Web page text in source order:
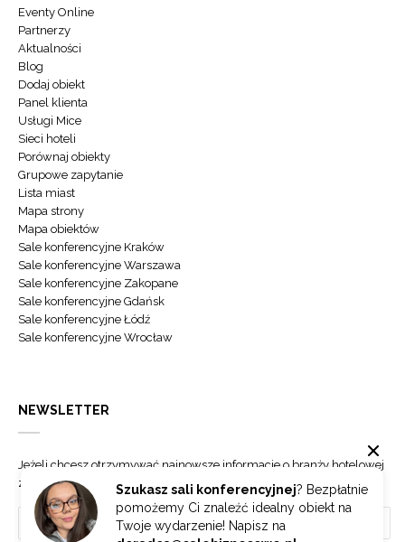
Szukasz sali konferencyjnej? Bezpłatnie
pomożemy Ci znaleźć idealny obiekt na
Twoje wydarzenie! Napisz na
Eventy Online
Partnerzy
Aktualności
Blog
Dodaj obiekt
Panel klienta
Usługi Mice
Sieci hoteli
Porównaj obiekty
Grupowe zapytanie
Lista miast
Mapa strony
Mapa obiektów
Sale konferencyjne Kraków
Sale konferencyjne Warszawa
Sale konferencyjne Zakopane
Sale konferencyjne Gdańsk
Sale konferencyjne Łódź
Sale konferencyjne Wrocław
NEWSLETTER
Jeżeli chcesz otrzymywać najnowsze informacje o branży hotelowej
zapisz się do naszego newslettera.